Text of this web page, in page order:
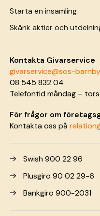
Starta en insamling
Skänk aktier och
Kontakta Givarservice
givarservice@sos-
08 545 832 04
Telefontid måndag –
För frågor om
Kontakta oss på
Swish 900 22 96
Plusgiro 90 02 29-6
Bankgiro 900-2031